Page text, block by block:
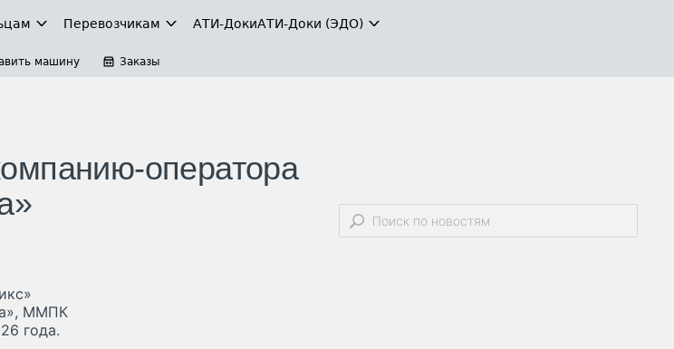
Перевозчикам АТИ-ДокиАТИ-Доки (ЭДО)
машину Заказы
оператора
ММПК
года.